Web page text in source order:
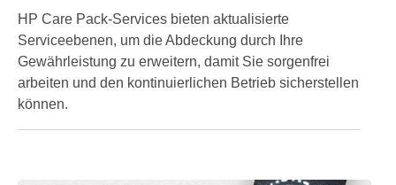
HP Care Pack-Services bieten aktualisierte
Serviceebenen, um die Abdeckung durch Ihre
Gewährleistung zu erweitern, damit Sie sorgenfrei
arbeiten und den kontinuierlichen Betrieb sicherstellen
können.